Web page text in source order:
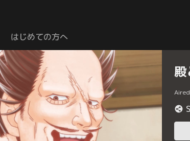
はじめての方へ